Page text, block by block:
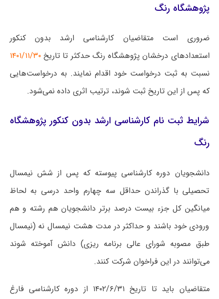
پژوهشگاه رنگ
ضروری است متقاضیان کارشناسی ارشد بدون کنکور
استعدادهای درخشان پژوهشگاه رنگ حدکثر تا تاریخ۱۴۰۱/۱۱/۳۰
نسبت به ثبت درخواست خود اقدام نمایند. به درخواست‌هایی
که پس از این تاریخ ثبت شوند، ترتیب اثری داده نمی‌شود.
شرایط ثبت نام کارشناسی ارشد بدون کنکور پژوهشگاه
رنگ
دانشجویان دوره کارشناسی پیوسته که پس از شش نیمسال
تحصیلی با گذراندن حداقل سه چهارم واحد درسی به لحاظ
میانگین کل جزء بیست درصد برتر دانشجویان هم رشته و هم
ورودی خود باشند و حداکثر در مدت هشت نیمسال نه (نیمسال
طبق مصوبه شورای عالی برنامه ریزی) دانش آموخته شوند
می‌توانند در این فراخوان شرکت کنند.
متقاضیان باید تا تاریخ ۱۴۰۲/۶/۳۱ از دوره کارشناسی فارغ